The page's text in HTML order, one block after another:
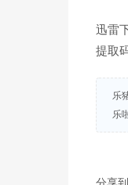
迅雷
提取
乐
乐